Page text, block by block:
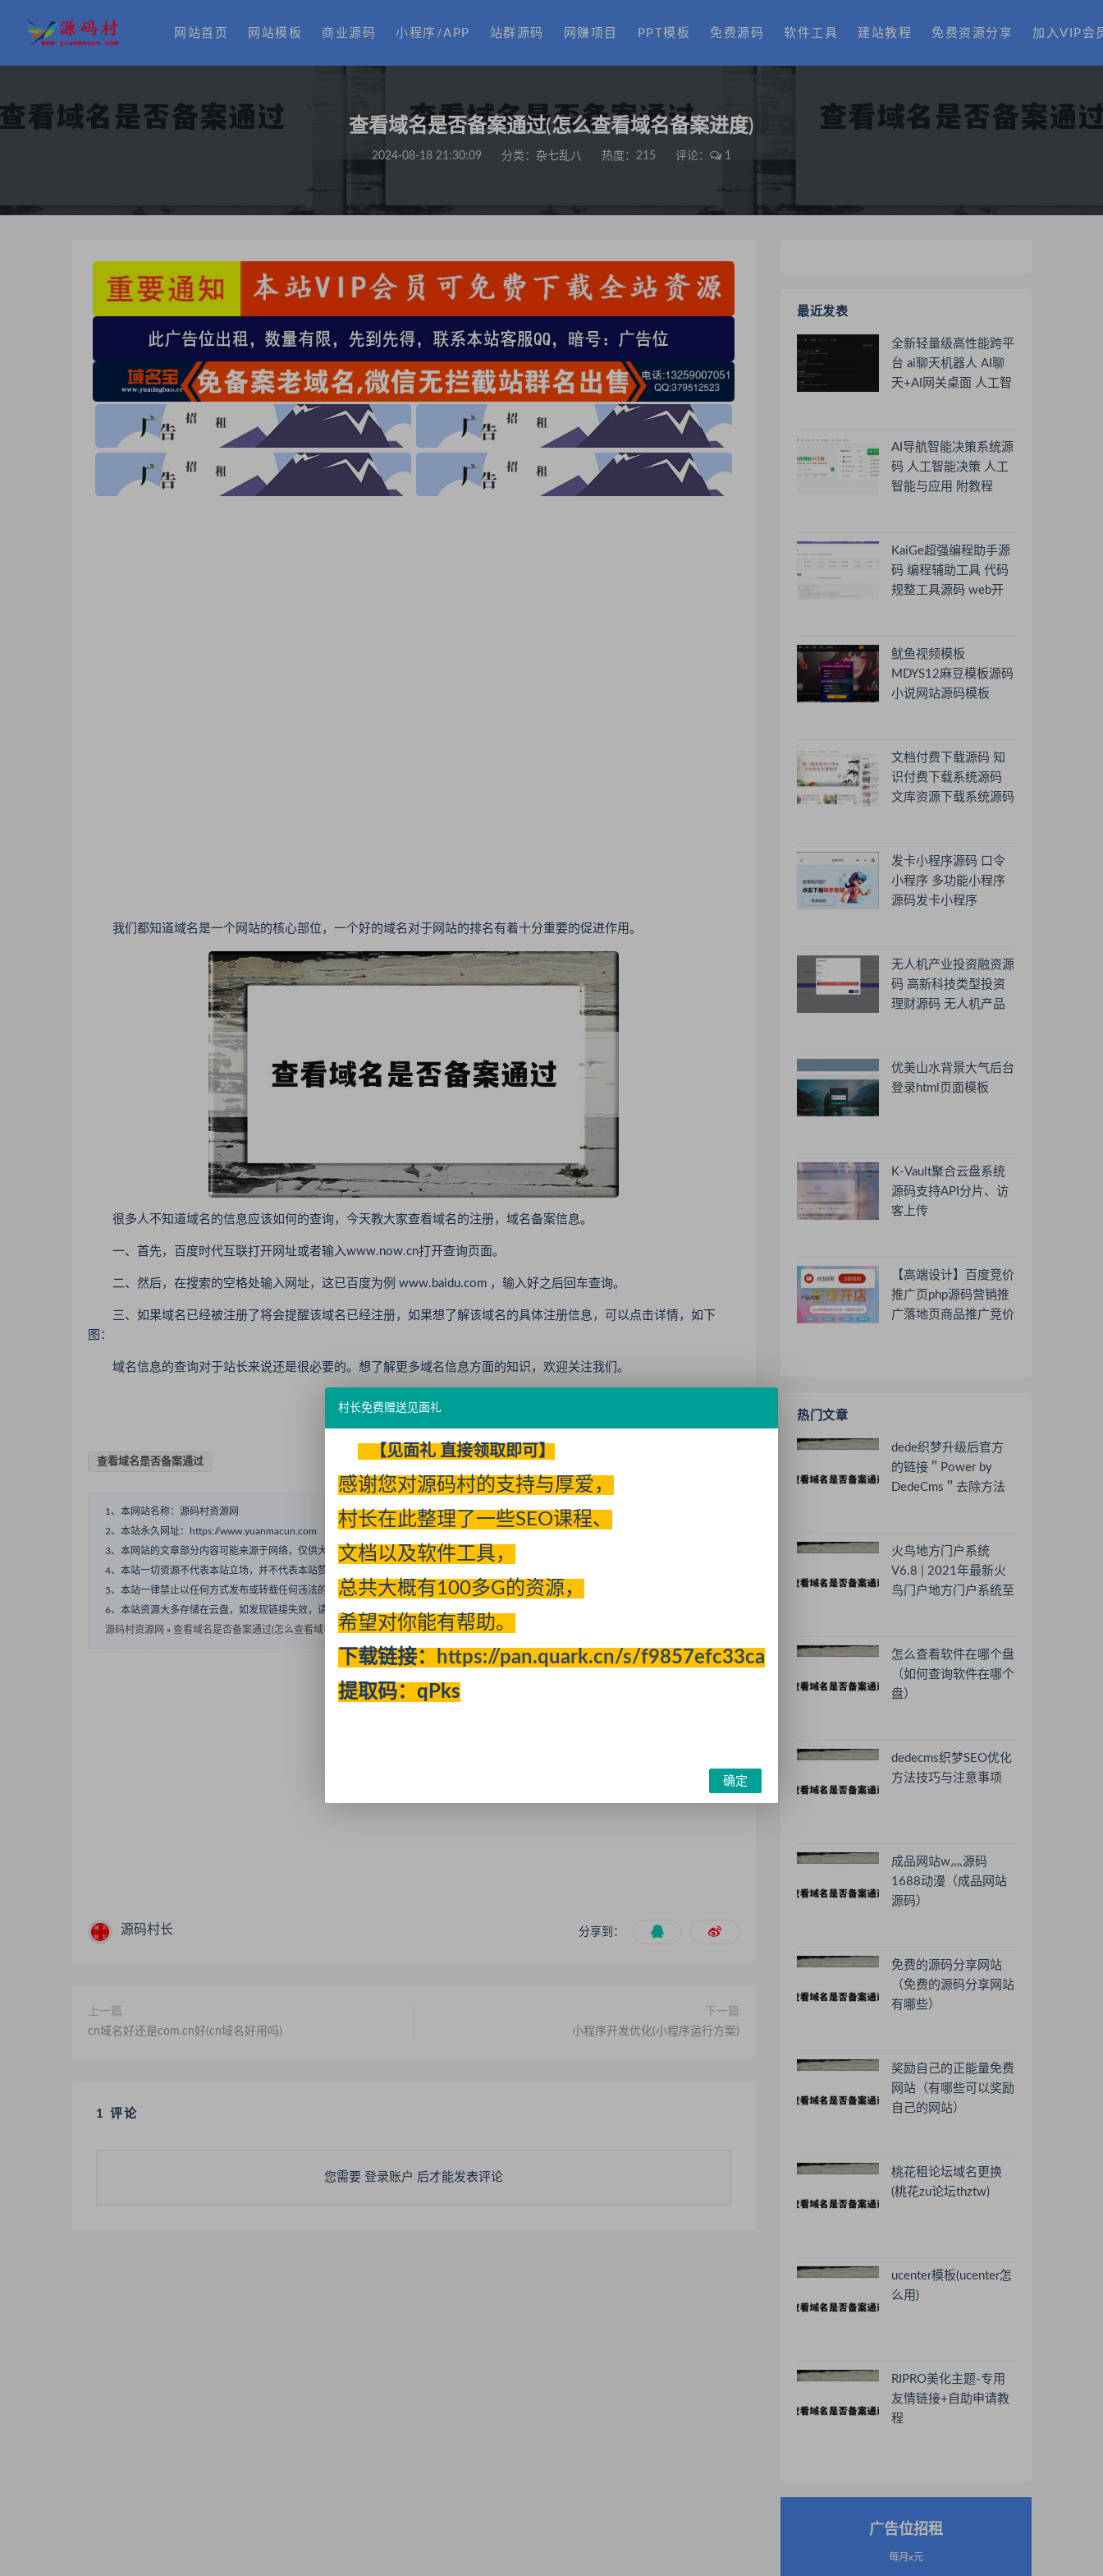
网站首页 网站模板 商业源码 小程序/APP 站群源码 网赚项目 PPT模板 免费源码 软件工具 建站教程 免费资源分享 加入VIP会
查看域名是否备案通过(怎么查看域名备案进度)
2024-08-18 21:30:09 分类： 杂七乱八 热度：215 评论： 1
我们都知道域名是一个网站的核心部位，一个好的域名对于网站的排名有着十分重要的促进作用。
很多人不知道域名的信息应该如何的查询，今天教大家查看域名的注册，域名备案信息。
一、首先，百度时代互联打开网址或者输入www.now.cn打开查询页面。
二、然后，在搜索的空格处输入网址，这已百度为例 www.baidu.com ，输入好之后回车查询。
三、如果域名已经被注册了将会提醒该域名已经注册，如果想了解该域名的具体注册信息，可以点击详情，如下
图：
域名信息的查询对于站长来说还是很必要的。想了解更多域名信息方面的知识，欢迎关注我们。
查看域名是否备案通过
1、本网站名称：源码村资源网
2、本站永久网址：https://www.yuanmacun.com
3、本网站的文章部分内容可能来源于网络，仅供大家学习与参考，如有侵权，请联系站长进行删除处理。
4、本站一切资源不代表本站立场，并不代表本站赞同其观点和对其真实性负责。
5、本站一律禁止以任何方式发布或转载任何违法的相关信息，访客发现请向站长举报
6、本站资源大多存储在云盘，如发现链接失效，请联系我们我们会第一时间更新。
源码村资源网 » 查看域名是否备案通过(怎么查看域名备案进度)
源码村长 分享到：
上一篇
cn域名好还是com.cn好(cn域名好用吗)
下一篇
小程序开发优化(小程序运行方案)
1 评论
您需要 登录账户 后才能发表评论
最近发表
全新轻量级高性能跨平
台 ai聊天机器人 AI聊
天+AI网关桌面 人工智
AI导航智能决策系统源
码 人工智能决策 人工
智能与应用 附教程
KaiGe超强编程助手源
码 编程辅助工具 代码
规整工具源码 web开
鱿鱼视频模板
MDYS12麻豆模板源码
小说网站源码模板
文档付费下载源码 知
识付费下载系统源码
文库资源下载系统源码
发卡小程序源码 口令
小程序 多功能小程序
源码发卡小程序
无人机产业投资融资源
码 高新科技类型投资
理财源码 无人机产品
优美山水背景大气后台
登录html页面模板
K-Vault聚合云盘系统
源码支持API分片、访
客上传
【高端设计】百度竞价
推广页php源码营销推
广落地页商品推广竞价
热门文章
dede织梦升级后官方
的链接＂Power by
DedeCms＂去除方法
火鸟地方门户系统
V6.8 | 2021年最新火
鸟门户地方门户系统至
怎么查看软件在哪个盘
（如何查询软件在哪个
盘）
dedecms织梦SEO优化
方法技巧与注意事项
成品网站w灬源码
1688动漫（成品网站
源码）
免费的源码分享网站
（免费的源码分享网站
有哪些）
奖励自己的正能量免费
网站（有哪些可以奖励
自己的网站）
桃花租论坛域名更换
(桃花zu论坛thztw)
ucenter模板(ucenter怎
么用)
RIPRO美化主题-专用
友情链接+自助申请教
程
广告位招租
每月x元
村长免费赠送见面礼
【见面礼 直接领取即可】
感谢您对源码村的支持与厚爱，
村长在此整理了一些SEO课程、
文档以及软件工具，
总共大概有100多G的资源，
希望对你能有帮助。
下载链接：
https://pan.quark.cn/s/f9857efc33ca
提取码：qPks
确定